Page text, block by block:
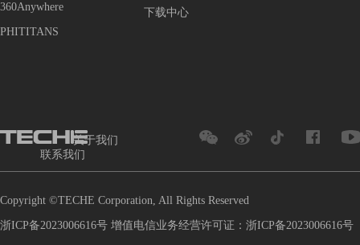
360Anywhere
PHITITANS
下载中心
关于我们
联系我们
Copyright ©TECHE Corporation, All Rights Reserved
浙ICP备2023006616号 增值电信业务经营许可证：浙ICP备2023006616号